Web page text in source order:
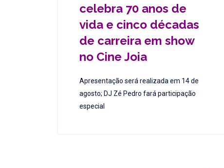
celebra 70 anos de
vida e cinco décadas
de carreira em show
no Cine Joia
Apresentação será realizada em 14 de
agosto; DJ Zé Pedro fará participação
especial